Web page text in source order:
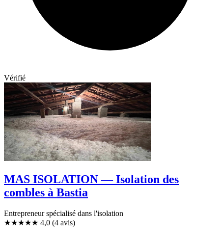
Vérifié
MAS ISOLATION — Isolation des
combles à Bastia
Entrepreneur spécialisé dans l'isolation
★★★★★ 4,0 (4 avis)